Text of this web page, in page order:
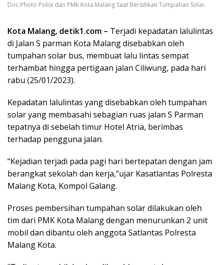
Doc.Photo Polisi dan PMK Kota Malang Saat Bersihkan Tumpahan Solar.
Kota Malang, detik1.com – Terjadi kepadatan lalulintas
di Jalan S parman Kota Malang disebabkan oleh
tumpahan solar bus, membuat lalu lintas sempat
terhambat hingga pertigaan jalan Ciliwung, pada hari
rabu (25/01/2023).
Kepadatan lalulintas yang disebabkan oleh tumpahan
solar yang membasahi sebagian ruas jalan S Parman
tepatnya di sebelah timur Hotel Atria, berimbas
terhadap pengguna jalan.
“Kejadian terjadi pada pagi hari bertepatan dengan jam
berangkat sekolah dan kerja,”ujar Kasatlantas Polresta
Malang Kota, Kompol Galang.
Proses pembersihan tumpahan solar dilakukan oleh
tim dari PMK Kota Malang dengan menurunkan 2 unit
mobil dan dibantu oleh anggota Satlantas Polresta
Malang Kota.